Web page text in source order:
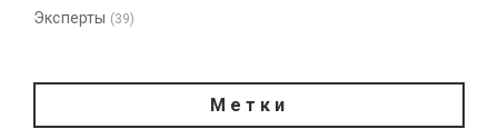
Эксперты (39)
Метки